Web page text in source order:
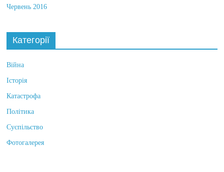
Червень 2016
Категорії
Війна
Історія
Катастрофа
Політика
Суспільство
Фотогалерея